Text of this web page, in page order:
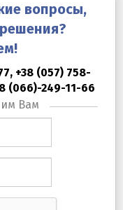
вопросы,
+38 (057) 758-
(066)-249-11-66
Вам